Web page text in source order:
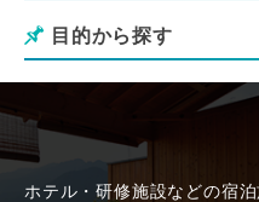
目的から探す
ホテル・研修施設などの宿